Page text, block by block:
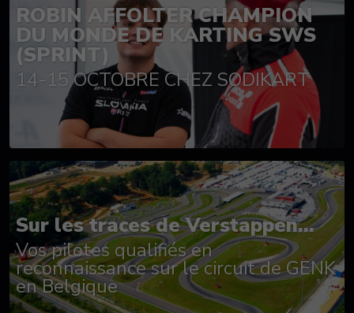
ROBIN AFFOLTER CHAMPION
DU MONDE DE KARTING SWS
(SPRINT)
14-15 OCTOBRE CHEZ SODIKART
Sur les traces de Verstappen...
Vos pilotes qualifiés en
reconnaissance sur le circuit de GENK
en Belgique